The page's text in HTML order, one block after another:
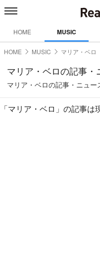
HOME MUSIC
HOME MUSIC マリア・ベロ
マリア・ベロの記事
マリア・ベロの記事・ニュー
「マリア・ベロ」の記事は